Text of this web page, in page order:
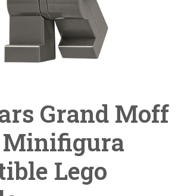
Grand Moff
Lego